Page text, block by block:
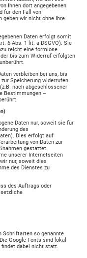
Ihnen dort angegebenen
für den Fall von
geben wir nicht ohne Ihre
Daten erfolgt somit
6 Abs. 1 lit. a DSGVO). Sie
reicht eine formlose
bis zum Widerruf erfolgten
verbleiben bei uns, bis
Speicherung widerrufen
nach abgeschlossener
Bestimmungen –
Daten nur, soweit sie für
des
Dies erfolgt auf
von Daten zur
gestattet.
unserer Internetseiten
nur, soweit dies
des Dienstes zu
des Auftrags oder
Schriftarten so genannte
Google Fonts sind lokal
findet dabei nicht statt.